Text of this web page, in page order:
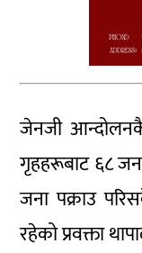
जेनजी
गृहहरूबाट ६८
जना पक्राउ
रहेको प्रवक्ता